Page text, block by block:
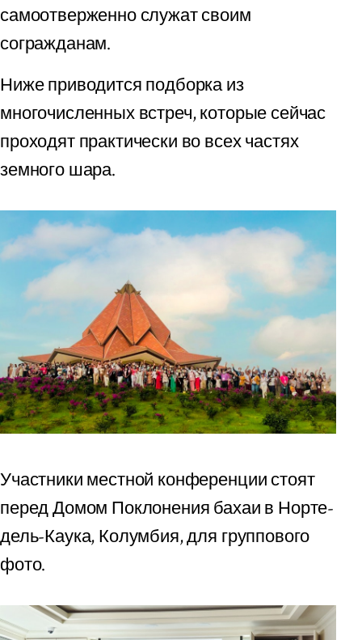
самоотверженно служат своим
согражданам.
Ниже приводится подборка из
многочисленных встреч, которые сейчас
проходят практически во всех частях
земного шара.
Участники местной конференции стоят
перед Домом Поклонения бахаи в Норте-
дель-Каука, Колумбия, для группового
фото.